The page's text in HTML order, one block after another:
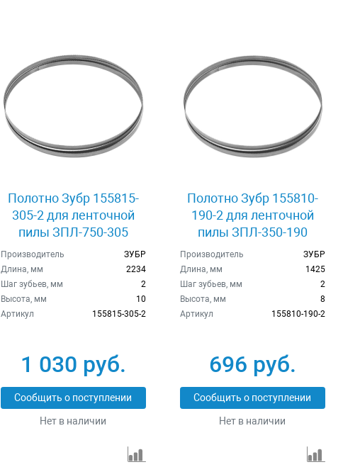
Полотно Зубр 155815-
305-2 для ленточной
пилы ЗПЛ-750-305
Производитель
ЗУБР
Длина, мм
2234
Шаг зубьев, мм
2
Высота, мм
10
Артикул
155815-305-2
1 030 руб.
Сообщить о поступлении
Нет в наличии
Полотно Зубр 155810-
190-2 для ленточной
пилы ЗПЛ-350-190
Производитель
ЗУБР
Длина, мм
1425
Шаг зубьев, мм
2
Высота, мм
8
Артикул
155810-190-2
696 руб.
Сообщить о поступлении
Нет в наличии